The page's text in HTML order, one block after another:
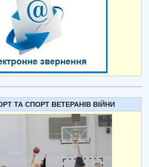
ТА СПОРТ ВЕТЕРАНІВ ВІЙНИ